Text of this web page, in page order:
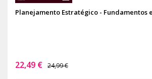
Planejamento Estratégico - Fundamentos
22,49 € 24,99 €